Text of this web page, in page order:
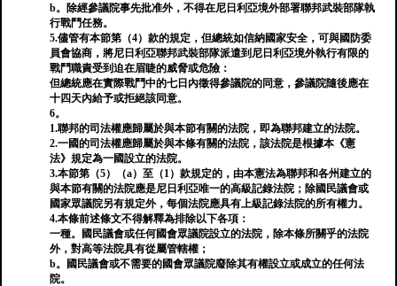
b。除經參議院事先批准外，不得在尼日利亞境外部署聯邦武裝部隊執
行戰鬥任務。
5.儘管有本節第（4）款的規定，但總統如信納國家安全，可與國防委
員會協商，將尼日利亞聯邦武裝部隊派遣到尼日利亞境外執行有限的
戰鬥職責受到迫在眉睫的威脅或危險：
但總統應在實際戰鬥中的七日內徵得參議院的同意，參議院隨後應在
十四天內給予或拒絕該同意。
6。
1.聯邦的司法權應歸屬於與本節有關的法院，即為聯邦建立的法院。
2.一國的司法權應歸屬於與本條有關的法院，該法院是根據本《憲
法》規定為一國設立的法院。
3.本節第（5）（a）至（1）款規定的，由本憲法為聯邦和各州建立的
與本節有關的法院應是尼日利亞唯一的高級記錄法院；除國民議會或
國家眾議院另有規定外，每個法院應具有上級記錄法院的所有權力。
4.本條前述條文不得解釋為排除以下各項：
一種。國民議會或任何國會眾議院設立的法院，除本條所關乎的法院
外，對高等法院具有從屬管轄權；
b。國民議會或不需要的國會眾議院廢除其有權設立或成立的任何法
院。